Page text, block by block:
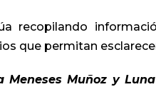
recopilando
que permitan
Muñoz y